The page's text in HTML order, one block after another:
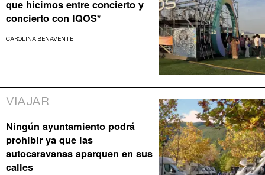
que hicimos entre concierto y
concierto con IQOS*
CAROLINA BENAVENTE
VIAJAR
Ningún ayuntamiento podrá
prohibir ya que las
autocaravanas aparquen en sus
calles